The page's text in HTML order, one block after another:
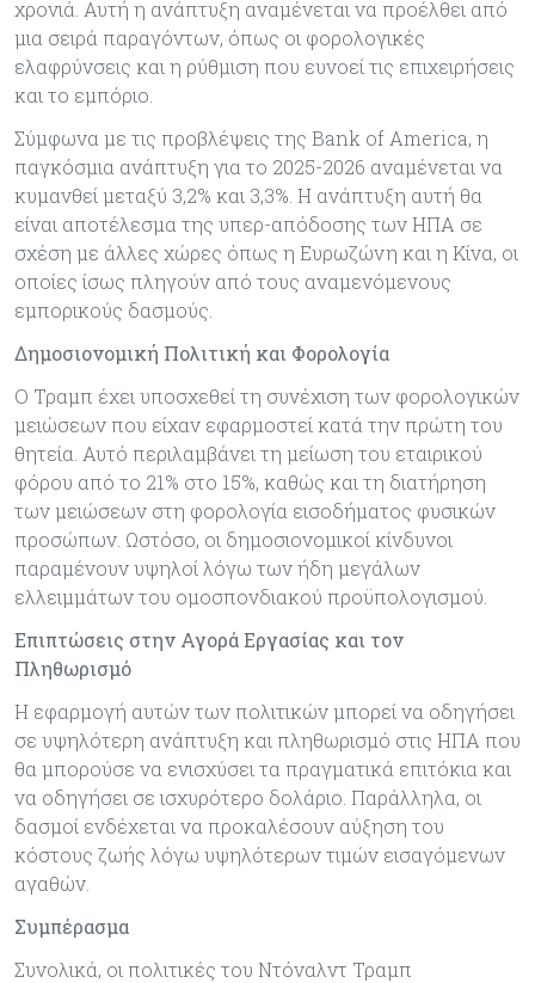
χρονιά. Αυτή η ανάπτυξη αναµένεται να προέλθει από
µια σειρά παραγόντων, όπως οι φορολογικές
ελαφρύνσεις και η ρύθµιση που ευνοεί τις επιχειρήσεις
και το εµπόριο.
Σύµφωνα µε τις προβλέψεις της Bank of America, η
παγκόσµια ανάπτυξη για το 2025-2026 αναµένεται να
κυµανθεί µεταξύ 3,2% και 3,3%. Η ανάπτυξη αυτή θα
είναι αποτέλεσµα της υπερ-απόδοσης των ΗΠΑ σε
σχέση µε άλλες χώρες όπως η Ευρωζώνη και η Κίνα, οι
οποίες ίσως πληγούν από τους αναµενόµενους
εµπορικούς δασµούς.
Δηµοσιονομική Πολιτική και Φορολογία
Ο Τραµπ έχει υποσχεθεί τη συνέχιση των φορολογικών
µειώσεων που είχαν εφαρµοστεί κατά την πρώτη του
θητεία. Αυτό περιλαµβάνει τη µείωση του εταιρικού
φόρου από το 21% στο 15%, καθώς και τη διατήρηση
των µειώσεων στη φορολογία εισοδήµατος φυσικών
προσώπων. Ωστόσο, οι δηµοσιονοµικοί κίνδυνοι
παραµένουν υψηλοί λόγω των ήδη µεγάλων
ελλειµµάτων του οµοσπονδιακού προϋπολογισµού.
Επιπτώσεις στην Αγορά Εργασίας και τον
Πληθωρισμό
Η εφαρµογή αυτών των πολιτικών µπορεί να οδηγήσει
σε υψηλότερη ανάπτυξη και πληθωρισµό στις ΗΠΑ που
θα µπορούσε να ενισχύσει τα πραγµατικά επιτόκια και
να οδηγήσει σε ισχυρότερο δολάριο. Παράλληλα, οι
δασµοί ενδέχεται να προκαλέσουν αύξηση του
κόστους ζωής λόγω υψηλότερων τιµών εισαγόµενων
αγαθών.
Συμπέρασµα
Συνολικά, οι πολιτικές του Ντόναλντ Τραµπ